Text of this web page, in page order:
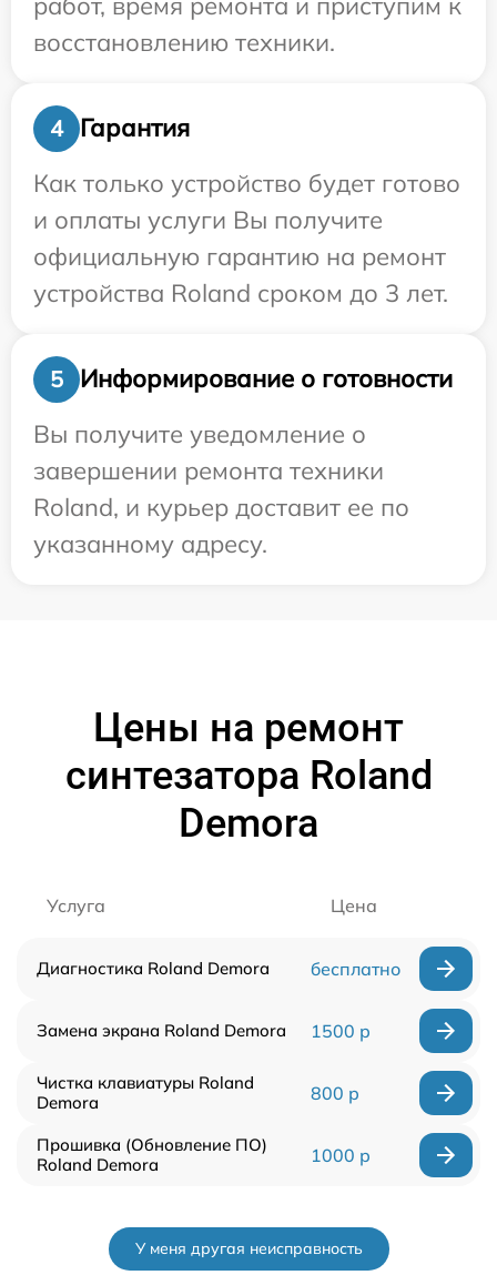
восстановлению техники.
4
Гарантия
Как только устройство будет готово
и оплаты услуги Вы получите
официальную гарантию на ремонт
устройства Roland сроком до 3 лет.
5
Информирование о готовности
Вы получите уведомление о
завершении ремонта техники
Roland, и курьер доставит ее по
указанному адресу.
Цены на ремонт
синтезатора Roland
Demora
Услуга Цена
Диагностика Roland Demora бесплатно
Замена экрана Roland Demora 1500 р
Чистка клавиатуры Roland
Demora
800 р
Прошивка (Обновление ПО)
Roland Demora
1000 р
У меня другая неисправность